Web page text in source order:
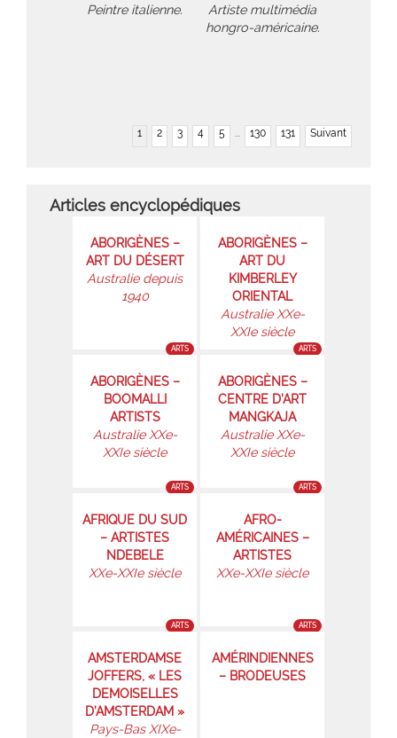
Peintre italienne.
Artiste multimédia
hongro-américaine.
1 2 3 4 5 ... 130 131 Suivant
Articles encyclopédiques
ABORIGÈNES –
ART DU DÉSERT
Australie depuis
1940
ARTS
ABORIGÈNES –
ART DU
KIMBERLEY
ORIENTAL
Australie XXe-
XXIe siècle
ARTS
ABORIGÈNES –
BOOMALLI
ARTISTS
Australie XXe-
XXIe siècle
ARTS
ABORIGÈNES –
CENTRE D’ART
MANGKAJA
Australie XXe-
XXIe siècle
ARTS
AFRIQUE DU SUD
– ARTISTES
NDEBELE
XXe-XXIe siècle
ARTS
AFRO-
AMÉRICAINES –
ARTISTES
XXe-XXIe siècle
ARTS
AMSTERDAMSE
JOFFERS, « LES
DEMOISELLES
D’AMSTERDAM »
Pays-Bas XIXe-
AMÉRINDIENNES
– BRODEUSES